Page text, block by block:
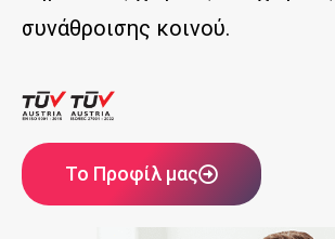
συνάθροισης κοινού.
Το Προφίλ μας